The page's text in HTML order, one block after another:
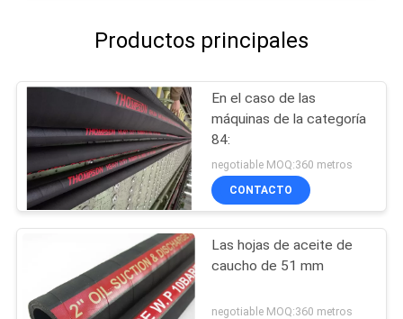
Productos principales
En el caso de las
máquinas de la categoría
84:
negotiable MOQ:360 metros
CONTACTO
Las hojas de aceite de
caucho de 51 mm
negotiable MOQ:360 metros